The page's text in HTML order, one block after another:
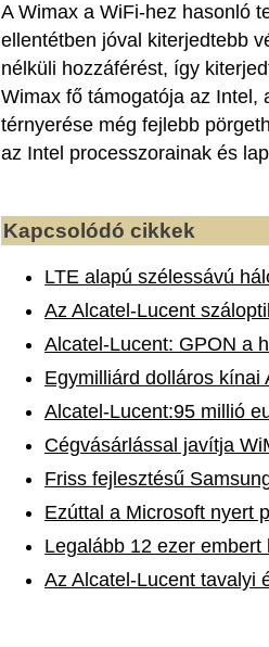
A Wimax a WiFi-hez hasonló
ellentétben jóval kiterjedtebb
nélküli hozzáférést, így
Wimax fő támogatója az Intel,
térnyerése még fejlebb
az Intel processzorainak és
Kapcsolódó cikkek
LTE alapú szélessávú
Az Alcatel-Lucent
Alcatel-Lucent: GPON a
Egymilliárd dolláros kínai
Alcatel-Lucent:95 millió
Cégvásárlással javítja
Friss fejlesztésű
Ezúttal a Microsoft nyert
Legalább 12 ezer
Az Alcatel-Lucent tavalyi